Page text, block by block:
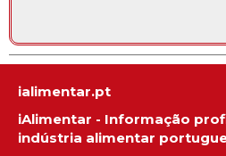
ialimentar.pt
iAlimentar - Informação
indústria alimentar